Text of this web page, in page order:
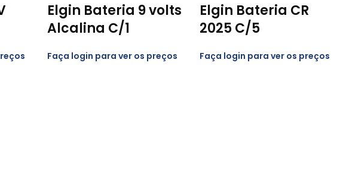
Elgin Bateria 9 volts
Alcalina C/1
Faça login para ver os preços
Elgin Bateria CR
2025 C/5
Faça login para ver os preços